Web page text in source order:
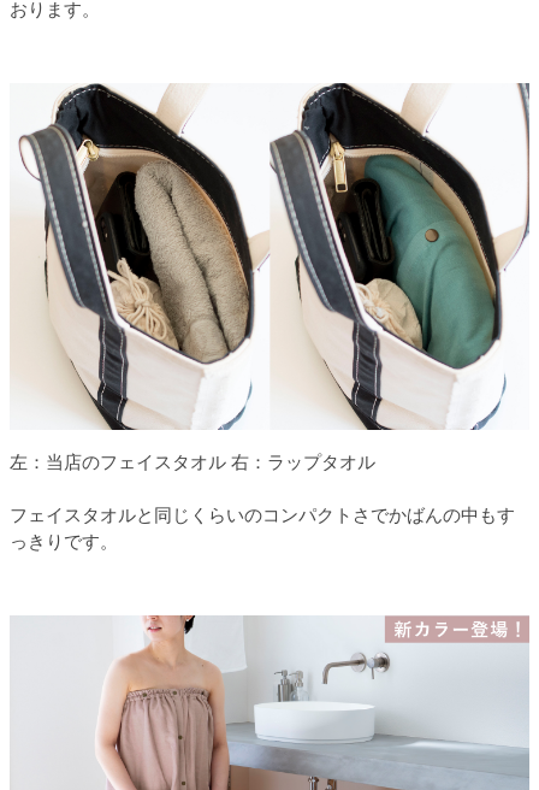
おります。
左：当店のフェイスタオル 右：ラップタオル
フェイスタオルと同じくらいのコンパクトさでかばんの中もす
っきりです。